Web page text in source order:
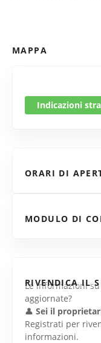
MAPPA
Indicazioni
ORARI DI
MODULO DI
RIVENDICA IL
Le informazioni
aggiornate?
👤 Sei il
Registrati per
informazioni.